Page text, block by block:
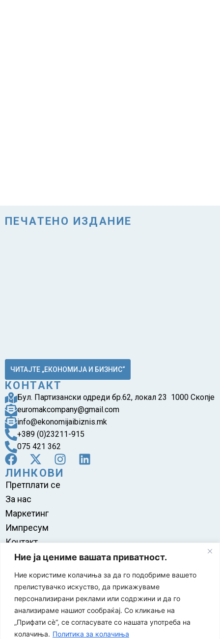
Ние ја цениме вашата приватност.
Ние користиме колачиња за да го подобриме вашето
прелистувачко искуство, да прикажуваме
персонализирани реклами или содржини и да го
анализираме нашиот сообраќај. Со кликање на
„Прифати сè“, се согласувате со нашата употреба на
колачиња. Политика за колачиња
ПЕЧАТЕНО ИЗДАНИЕ
ЧИТАЈТЕ „ЕКОНОМИЈА И БИЗНИС“
КОНТАКТ
Бул. Партизански одреди бр.62, локал 23 1000 Скопје
euromakcompany@gmail.com
info@ekonomijaibiznis.mk
+389 (0)23211-915
075 421 362
ЛИНКОВИ
Претплати се
За нас
Маркетинг
Импресум
Контакт
Правила на користење